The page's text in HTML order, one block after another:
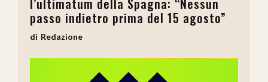
passo indietro prima del 15 agosto”
Redazione